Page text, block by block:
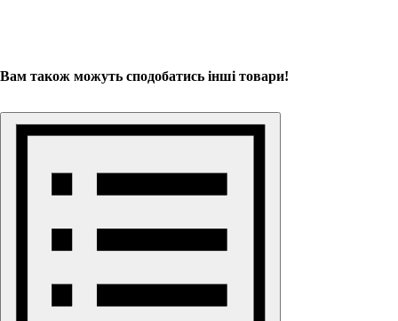
Вам також можуть сподобатись інші товари!